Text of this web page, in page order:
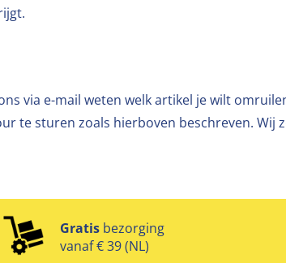
via e-mail weten welk artikel je wilt
te sturen zoals hierboven beschreven. Wij
Gratisbezorging
vanaf € 39 (NL)